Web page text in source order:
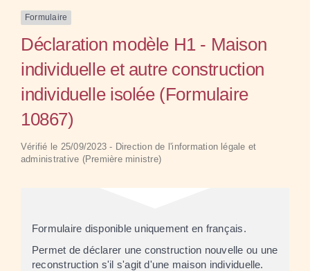
Formulaire
Déclaration modèle H1 - Maison
individuelle et autre construction
individuelle isolée (Formulaire
10867)
Vérifié le 25/09/2023 - Direction de l'information légale et
administrative (Première ministre)
Formulaire disponible uniquement en français.
Permet de déclarer une construction nouvelle ou une
reconstruction s'il s'agit d'une maison individuelle.